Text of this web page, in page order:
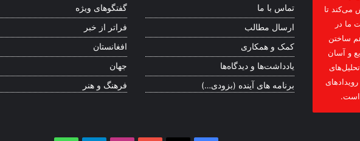
می‌کند تا
ما در
ساختن
و آسان
است.
تماس با ما
ارسال مطالب
کمک و همکاری
یادداشت‌ها و دیدگاه‌ها
برنامه های آینده (بزودی…)
گفتگوهای ویژه
فراتر از خبر
افغانستان
جهان
فرهنگ و هنر